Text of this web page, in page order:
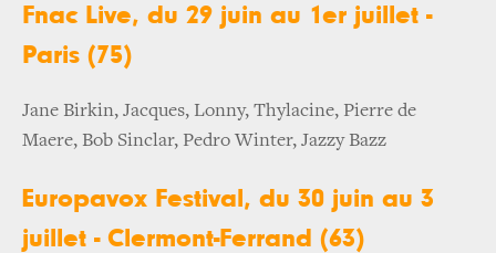
Fnac Live, du 29 juin au 1er juillet -
Paris (75)
Jane Birkin, Jacques, Lonny, Thylacine, Pierre de
Maere, Bob Sinclar, Pedro Winter, Jazzy Bazz
Europavox Festival, du 30 juin au 3
juillet - Clermont-Ferrand (63)